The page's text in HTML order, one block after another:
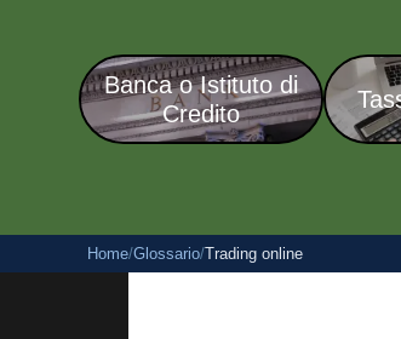
Banca o Istituto di
Credito
Home/Glossario/Trading online